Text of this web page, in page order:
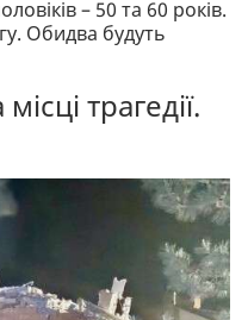
– 50 та 60 років.
Обидва будуть
трагедії.